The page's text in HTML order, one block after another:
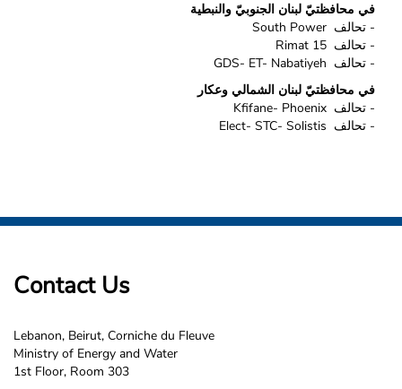
في محافظتيّ لبنان الجنوبيّ والنبطية
- تحالف South Power
- تحالف Rimat 15
- تحالف GDS- ET- Nabatiyeh
في محافظتيّ لبنان الشمالي وعكار
- تحالف Kfifane- Phoenix
- تحالف Elect- STC- Solistis
Contact Us
Lebanon, Beirut, Corniche du Fleuve
Ministry of Energy and Water
1st Floor, Room 303